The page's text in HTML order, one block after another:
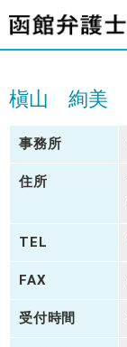
槇山 絢美
事務所
住所
TEL
FAX
受付時間